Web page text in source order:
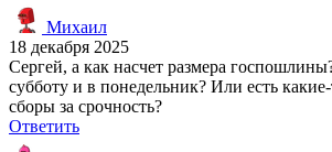
Михаил
18 декабря 2025
Сергей, а как насчет размера
субботу и в понедельник? Или есть
сборы за срочность?
Ответить